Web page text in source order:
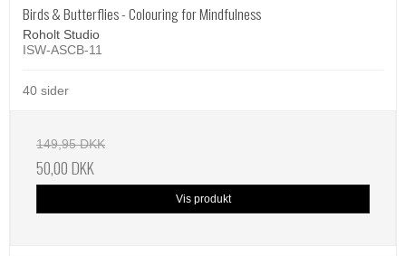
Birds & Butterflies - Colouring for Mindfulness
Roholt Studio
ISW-ASCB-11
40 sider
149,95 DKK
50,00 DKK
Vis produkt